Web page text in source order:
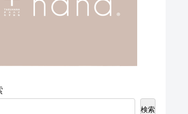
検索